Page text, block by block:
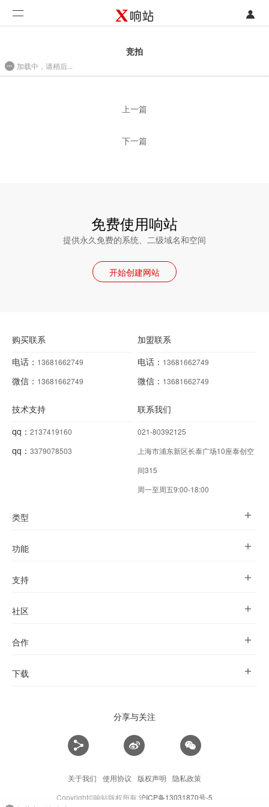
注册
开发类型
竞拍
上一篇
下一篇
免费使用响站
提供永久免费的系统、二级域名和空间
开始创建网站
购买联系
电话： 13681662749
微信： 13681662749
加盟联系
电话： 13681662749
微信： 13681662749
技术支持
qq： 2137419160
qq： 3379078503
联系我们
021-80392125
上海市浦东新区长泰广场10座泰创空
间315
周一至周五9:00-18:00
类型
功能
支持
社区
合作
下载
分享与关注
关于我们 使用协议 版权声明
隐私政策
Copyright©响站版权所有沪ICP备13031870号-5
加载中，请稍后...